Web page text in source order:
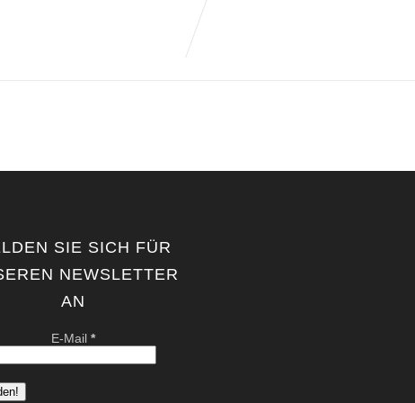
SIE SICH FÜR
NEWSLETTER
AN
E-Mail*